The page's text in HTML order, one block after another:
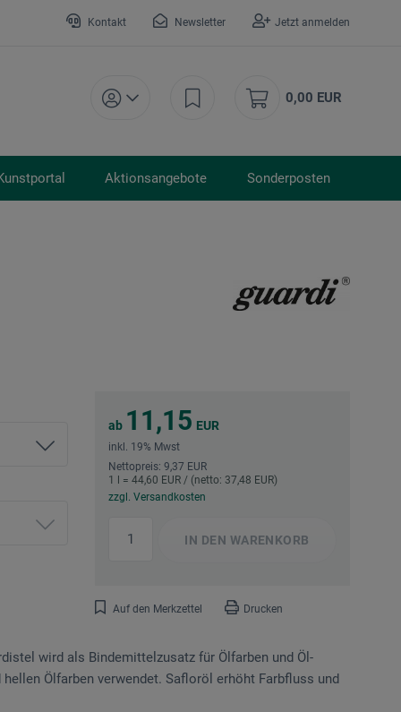
Kontakt Newsletter Jetzt anmelden
0,00 EUR
Aktionsangebote Sonderposten
ab 11,15 EUR
inkl. 19% Mwst
Nettopreis: 9,37 EUR
1 l = 44,60 EUR / (netto: 37,48 EUR)
zzgl. Versandkosten
IN DEN WARENKORB
Auf den Merkzettel Drucken
wird als Bindemittelzusatz für Ölfarben und Öl-
Ölfarben verwendet. Safloröl erhöht Farbfluss und